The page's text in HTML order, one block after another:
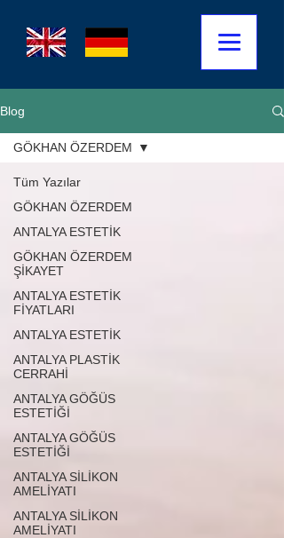
Blog
Tüm Yazılar
GÖKHAN ÖZERDEM
ANTALYA ESTETİK
GÖKHAN ÖZERDEM
ŞİKAYET
ANTALYA ESTETİK
FİYATLARI
ANTALYA ESTETİK
ANTALYA PLASTİK
CERRAHİ
ANTALYA GÖĞÜS
ESTETİĞİ
ANTALYA GÖĞÜS
ESTETİĞİ
ANTALYA SİLİKON
AMELİYATI
ANTALYA SİLİKON
AMELİYATI
GÖKHAN ÖZERDEM